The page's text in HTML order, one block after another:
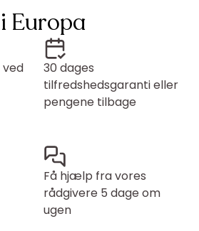
Europa
ved
30 dages
tilfredshedsgaranti eller
pengene tilbage
Få hjælp fra vores
rådgivere 5 dage om
ugen